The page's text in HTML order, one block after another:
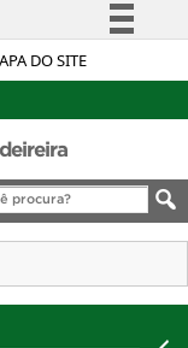
DO SITE
Canais